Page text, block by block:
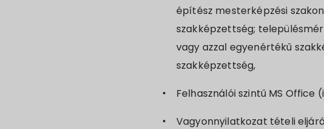
építész mesterképzési
szakképzettség;
vagy azzal egyenértékű
szakképzettség,
Felhasználói szintű MS Office
Vagyonnyilatkozat tételi